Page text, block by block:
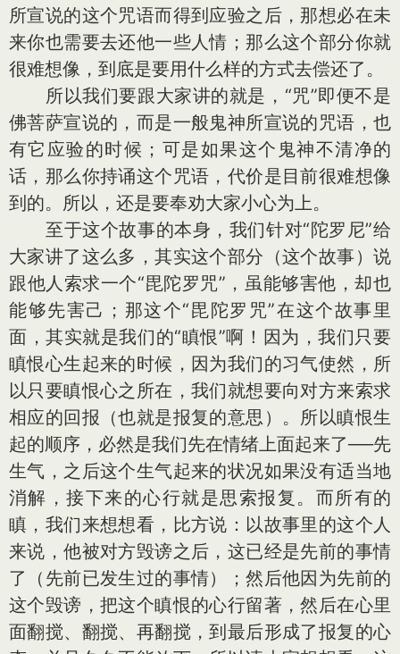
所宣说的这个咒语而得到应验之后，那想必在未
来你也需要去还他一些人情；那么这个部分你就
很难想像，到底是要用什么样的方式去偿还了。
所以我们要跟大家讲的就是，“咒”即便不是
佛菩萨宣说的，而是一般鬼神所宣说的咒语，也
有它应验的时候；可是如果这个鬼神不清净的
话，那么你持诵这个咒语，代价是目前很难想像
到的。所以，还是要奉劝大家小心为上。
至于这个故事的本身，我们针对“陀罗尼”给
大家讲了这么多，其实这个部分（这个故事）说
跟他人索求一个“毘陀罗咒”，虽能够害他，却也
能够先害己；那这个“毘陀罗咒”在这个故事里
面，其实就是我们的“瞋恨”啊！因为，我们只要
瞋恨心生起来的时候，因为我们的习气使然，所
以只要瞋恨心之所在，我们就想要向对方来索求
相应的回报（也就是报复的意思）。所以瞋恨生
起的顺序，必然是我们先在情绪上面起来了──先
生气，之后这个生气起来的状况如果没有适当地
消解，接下来的心行就是思索报复。而所有的
瞋，我们来想想看，比方说：以故事里的这个人
来说，他被对方毁谤之后，这已经是先前的事情
了（先前已发生过的事情）；然后他因为先前的
这个毁谤，把这个瞋恨的心行留著，然后在心里
面翻搅、翻搅、再翻搅，到最后形成了报复的心